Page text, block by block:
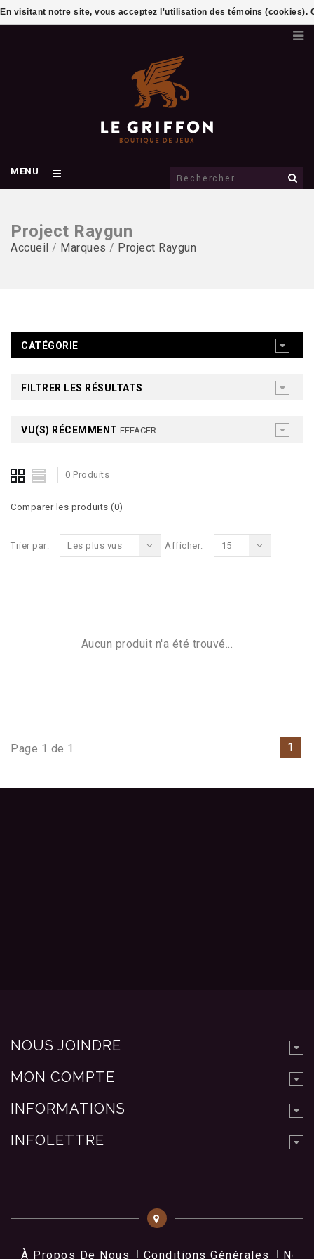
MENU
Project Raygun
Accueil / Marques / Project Raygun
CATÉGORIE
FILTRER LES RÉSULTATS
VU(S) RÉCEMMENT EFFACER
0 Produits
Comparer les produits (0)
Trier par: Les plus vus Afficher: 15
Aucun produit n'a été trouvé...
Page 1 de 1 1
NOUS JOINDRE
MON COMPTE
INFORMATIONS
INFOLETTRE
À Propos De Nous Conditions Générales Nos
En visitant notre site, vous acceptez l'utilisation des témoins